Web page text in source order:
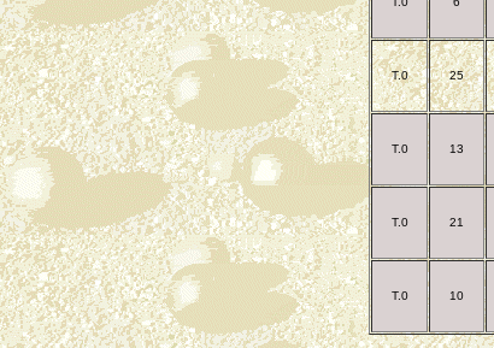
T.0 25
T.0 13
T.0 21
T.0 10